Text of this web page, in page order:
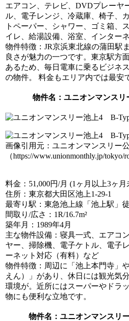
エアコン、テレビ、DVDプレーヤ
ル、電子レンジ、冷蔵庫、椅子、
トペーパー、シャワー、ゴミ箱、
イレ、給湯設備、浴室、インター
物件特徴 ：JR京浜東北線の蒲田駅
良さが魅力の一つです。東京駅方
あるため、毎日電車に乗るビジネ
の物件。 料金もエリア内では最安
物件名 ：ユニオンマンス
画像引用元：ユニオンマンスリー
（https://www.unionmonthly.jp/tokyo/
料金 ：51,000円/月 (1ヶ月以上3ヶ
住所 ：東京都大田区池上1-29-1
最寄り駅 ：東急池上線「池上駅」
間取り/広さ ：1R/16.7m²
築年月
：1989年4月
主な物件設備 ：寝具一式、エアコ
ヤー、掃除機、電子ケトル、電子
ーネット対応（有料）など
物件特徴 ：周辺に「池上本門寺」
えん）」があり、休日には観光気
環境が。近所にはスーパーやドラ
物にも便利な立地です。
物件名 ：ユニオンマンスリ